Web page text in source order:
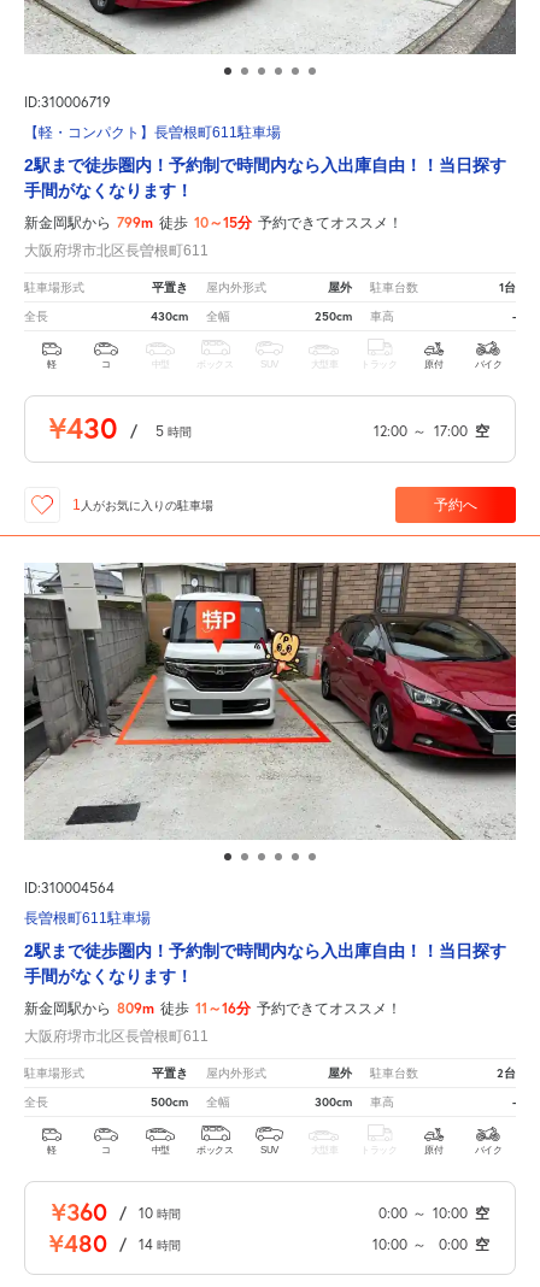
ID:310006719
【軽・コンパクト】長曽根町611駐車場
2駅まで徒歩圏内！予約制で時間内なら入出庫自由！！当日探す
手間がなくなります！
新金岡駅から 799m 徒歩 10～15分 予約できてオススメ！
大阪府堺市北区長曽根町611
駐車場形式 平置き 屋内外形式 屋外 駐車台数 1台
全長 430cm 全幅 250cm 車高 -
軽 コ 中型 ボックス SUV 大型車 トラック 原付 バイク
¥430 / 5 時間 12:00 ～ 17:00 空
1 人がお気に入りの駐車場 予約へ
ID:310004564
長曽根町611駐車場
2駅まで徒歩圏内！予約制で時間内なら入出庫自由！！当日探す
手間がなくなります！
新金岡駅から 809m 徒歩 11～16分 予約できてオススメ！
大阪府堺市北区長曽根町611
駐車場形式 平置き 屋内外形式 屋外 駐車台数 2台
全長 500cm 全幅 300cm 車高 -
軽 コ 中型 ボックス SUV 大型車 トラック 原付 バイク
¥360 / 10 時間 0:00 ～ 10:00 空
¥480 / 14 時間 10:00 ～ 0:00 空